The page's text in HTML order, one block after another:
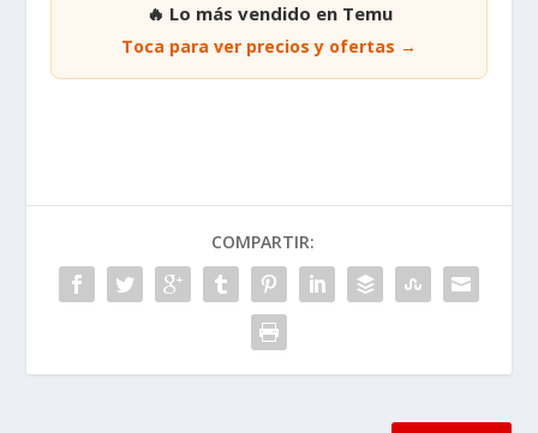
🔥 Lo más vendido en Temu
Toca para ver precios y ofertas →
COMPARTIR: